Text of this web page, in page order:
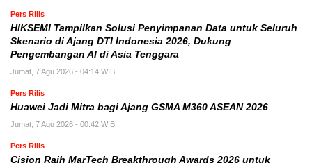
Pers Rilis
HIKSEMI Tampilkan Solusi Penyimpanan Data untuk Seluruh
Skenario di Ajang DTI Indonesia 2026, Dukung
Pengembangan AI di Asia Tenggara
Jumat, 7 Agu 2026 - 04:14 WIB
Pers Rilis
Huawei Jadi Mitra bagi Ajang GSMA M360 ASEAN 2026
Jumat, 7 Agu 2026 - 00:42 WIB
Pers Rilis
Cision Raih MarTech Breakthrough Awards 2026 untuk